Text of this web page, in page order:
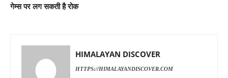
गेम्स पर लग सकती है रोक
HIMALAYAN DISCOVER
HTTPS://HIMALAYANDISCOVER.COM